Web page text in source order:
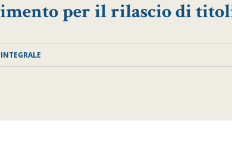
per il rilascio di